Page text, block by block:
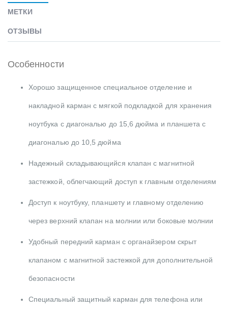
МЕТКИ
ОТЗЫВЫ
Особенности
Хорошо защищенное специальное отделение и
накладной карман с мягкой подкладкой для хранения
ноутбука с диагональю до 15,6 дюйма и планшета с
диагональю до 10,5 дюйма
Надежный складывающийся клапан с магнитной
застежкой, облегчающий доступ к главным отделениям
Доступ к ноутбуку, планшету и главному отделению
через верхний клапан на молнии или боковые молнии
Удобный передний карман с органайзером скрыт
клапаном с магнитной застежкой для дополнительной
безопасности
Специальный защитный карман для телефона или